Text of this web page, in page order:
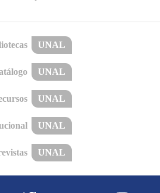
UNAL
UNAL
UNAL
UNAL
UNAL